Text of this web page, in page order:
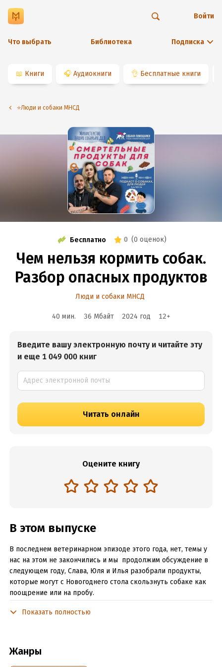
Что выбрать Библиотека Подписка
Войти
📖 Книги 🎧 Аудиокниги 👌 Бесплатные книги
⭐️Люди и собаки МНСД
Бесплатно 0 (0 оценок)
Чем нельзя кормить собак.
Разбор опасных продуктов
Люди и собаки МНСД
40 мин. 36 Мбайт 2024 год 12+
Введите вашу электронную почту и читайте эту
и еще 1 049 000 книг
Читать онлайн
Оцените книгу
В этом выпуске
В последнем ветеринарном эпизоде этого года, нет, темы у
нас на этом не закончились и мы продолжим обсуждение в
следующем году, Слава, Юля и Илья разобрали продукты,
которые могут с Новогоднего стола скользнуть собаке как
поощрение или на пробу.
Очень советуем выписать себе те продукты, которые часто
продукты могут быть губительны для вашей собаки.
Показать полностью
Жанры